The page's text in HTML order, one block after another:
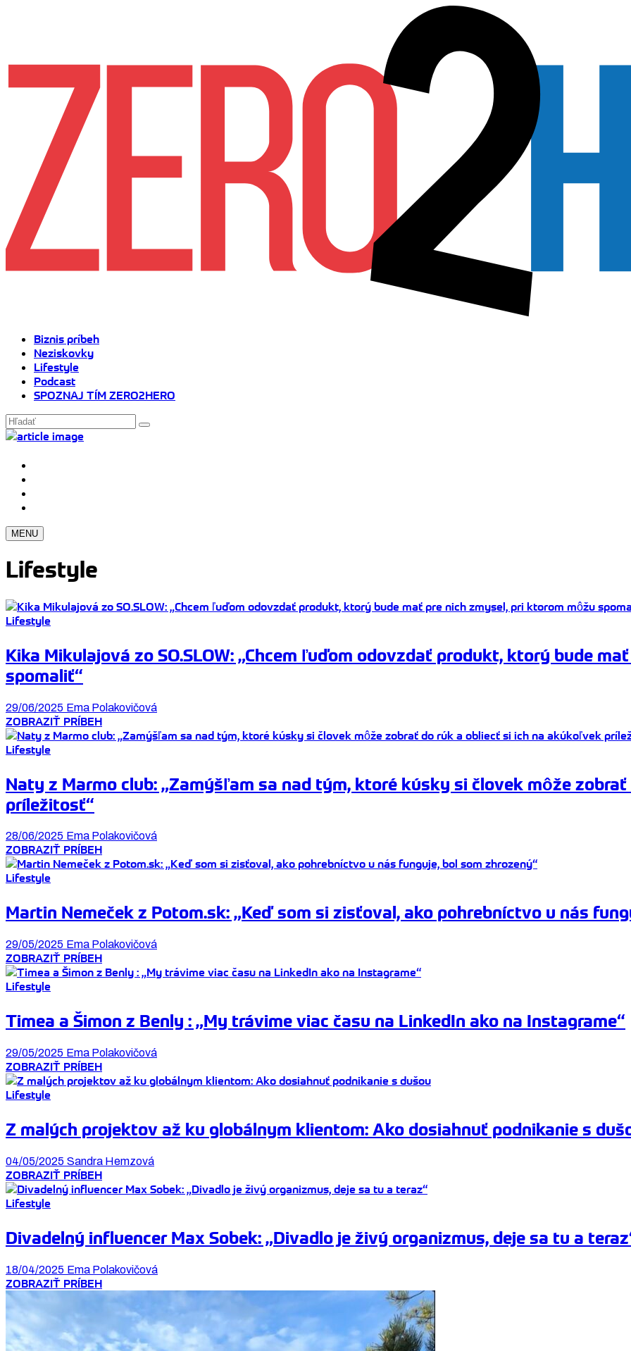
Biznis príbeh
Neziskovky
Lifestyle
Podcast
SPOZNAJ TÍM ZERO2HERO
MENU
Lifestyle
Lifestyle
Kika Mikulajová zo SO.SLOW: „Chcem ľuďom odovzdať produkt, ktorý bude
spomaliť“
29/06/2025 Ema Polakovičová
ZOBRAZIŤ PRÍBEH
Lifestyle
Naty z Marmo club: „Zamýšľam sa nad tým, ktoré kúsky si človek môže
príležitosť“
28/06/2025 Ema Polakovičová
ZOBRAZIŤ PRÍBEH
Lifestyle
Martin Nemeček z Potom.sk: „Keď som si zisťoval, ako pohrebníctvo u nás
29/05/2025 Ema Polakovičová
ZOBRAZIŤ PRÍBEH
Lifestyle
Timea a Šimon z Benly : „My trávime viac času na LinkedIn ako na Instagrame“
29/05/2025 Ema Polakovičová
ZOBRAZIŤ PRÍBEH
Lifestyle
Z malých projektov až ku globálnym klientom: Ako dosiahnuť podnikanie s
04/05/2025 Sandra Hemzová
ZOBRAZIŤ PRÍBEH
Lifestyle
Divadelný influencer Max Sobek: „Divadlo je živý organizmus, deje sa tu a
18/04/2025 Ema Polakovičová
ZOBRAZIŤ PRÍBEH